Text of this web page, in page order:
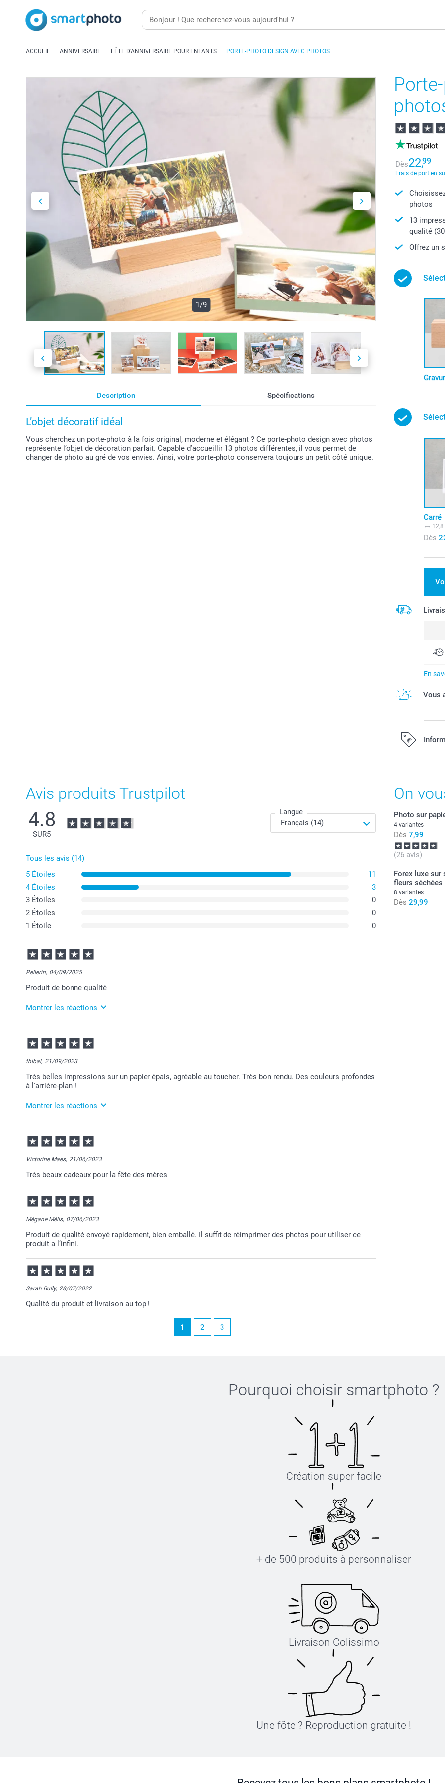
ACCUEIL ANNIVERSAIRE FÊTE D’ANNIVERSAIRE POUR ENFANTS PORTE-PHOTO DESIGN AVEC PHOTOS
1/9
Description Spécifications
L’objet décoratif idéal
Vous cherchez un porte-photo à la fois original, moderne et élégant ? Ce porte-photo design avec photos
représente l’objet de décoration parfait. Capable d’accueillir 13 photos différentes, il vous permet de
changer de photo au gré de vos envies. Ainsi, votre porte-photo conservera toujours un petit côté unique.
Dès22,99
Frais de port en
photos
13
qualité
Offrez un
Carré
12,8
Dès
En
Vous
Avis produits Trustpilot
4.8
SUR5
Langue
Tous les avis (14)
5 Étoiles
11
4 Étoiles
3
3 Étoiles
0
2 Étoiles
0
1 Étoile
0
Pellerin, 04/09/2025
Produit de bonne qualité
Montrer les réactions
05/09/2025
08:26
Bonjour Emily,
Je suis heureuse qu'il vous plaise.
Je vous souhaite une belle journée.
Florence@smartphoto
thibal, 21/09/2023
Très belles impressions sur un papier épais, agréable au toucher. Très bon rendu. Des couleurs profondes
à l'arrière-plan !
Montrer les réactions
22/09/2023
09:59
Je vous remercie pour votre avis et pour l'intérêt que vous portez à Smartphoto.
Merci pour cette évaluation positive.
Julie@Smartphoto
Victorine Maes, 21/06/2023
Très beaux cadeaux pour la fête des mères
Mégane Mélis, 07/06/2023
Produit de qualité envoyé rapidement, bien emballé. Il suffit de réimprimer des photos pour utiliser ce
produit a l’infini.
Sarah Bully, 28/07/2022
Qualité du produit et livraison au top !
1 2 3
On
Photo sur
4 variantes
Dès 7,99
(26 avis)
Forex luxe sur
fleurs séchées
8 variantes
Dès 29,99
Pourquoi choisir smartphoto ?
Création super facile
+ de 500 produits à personnaliser
Livraison Colissimo
Une fôte ? Reproduction gratuite !